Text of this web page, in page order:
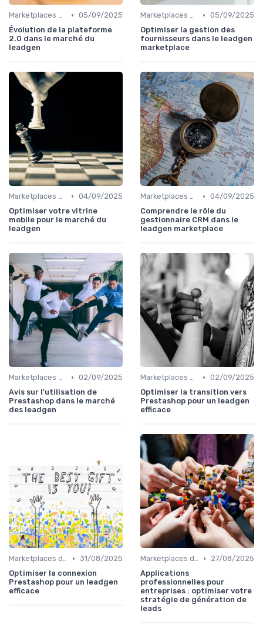
Marketplaces de leadgen • 05/09/2025
Évolution de la plateforme
2.0 dans le marché du
leadgen
Marketplaces de leadgen • 05/09/2025
Optimiser la gestion des
fournisseurs dans le leadgen
marketplace
Marketplaces de leadgen • 04/09/2025
Optimiser votre vitrine
mobile pour le marché du
leadgen
Marketplaces de leadgen • 04/09/2025
Comprendre le rôle du
gestionnaire CRM dans le
leadgen marketplace
Marketplaces de leadgen • 02/09/2025
Avis sur l'utilisation de
Prestashop dans le marché
des leadgen
Marketplaces de leadgen • 02/09/2025
Optimiser la transition vers
Prestashop pour un leadgen
efficace
Marketplaces de leadgen • 31/08/2025
Optimiser la connexion
Prestashop pour un leadgen
efficace
Marketplaces de leadgen •
27/08/2025
Applications
professionnelles pour
entreprises : optimiser votre
stratégie de génération de
leads